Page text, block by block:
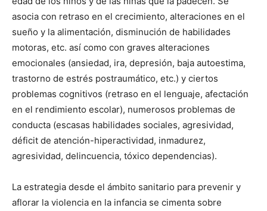
asocia con retraso en el crecimiento, alteraciones en el
sueño y la alimentación, disminución de habilidades
motoras, etc. así como con graves alteraciones
emocionales (ansiedad, ira, depresión, baja autoestima,
trastorno de estrés postraumático, etc.) y ciertos
problemas cognitivos (retraso en el lenguaje, afectación
en el rendimiento escolar), numerosos problemas de
conducta (escasas habilidades sociales, agresividad,
déficit de atención-hiperactividad, inmadurez,
agresividad, delincuencia, tóxico dependencias).
La estrategia desde el ámbito sanitario para prevenir y
aflorar la violencia en la infancia se cimenta sobre